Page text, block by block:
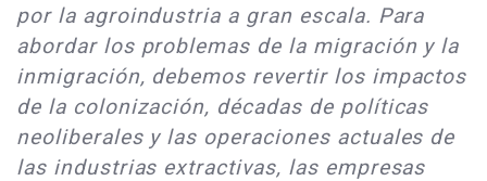
por la agroindustria a gran escala. Para
abordar los problemas de la migración y la
inmigración, debemos revertir los impactos
de la colonización, décadas de políticas
neoliberales y las operaciones actuales de
las industrias extractivas, las empresas